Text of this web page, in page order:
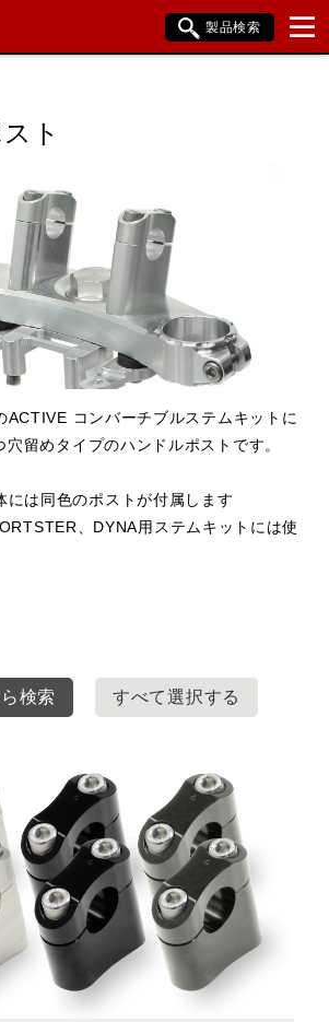
製品検索
準備しています。
閉じる
ト
ACTIVE コンバーチブルステムキットに
留めタイプのハンドルポストです。
には同色のポストが付属します
、DYNA用ステムキットには使
検索 すべて選択する